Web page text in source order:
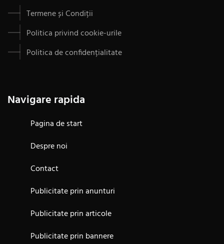
Termene și Condiții
Politica privind cookie-urile
Politica de confidențialitate
Navigare rapida
Pagina de start
Despre noi
Contact
Publicitate prin anunturi
Publicitate prin articole
Publicitate prin bannere